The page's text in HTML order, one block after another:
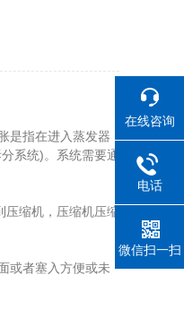
是指在进入蒸发器
系统)。系统需要通
缩机，压缩机压缩
或者塞入方便或未
在线咨询
电话
微信扫一扫